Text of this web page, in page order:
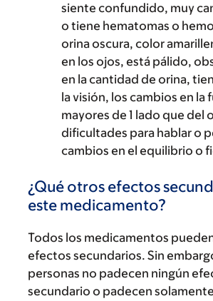
siente confundido, muy
o tiene hematomas o
orina oscura, color
en los ojos, está pálido,
en la cantidad de orina,
la visión, los cambios en la
mayores de 1 lado que del
dificultades para hablar o
cambios en el equilibrio o
¿Qué otros efectos
este medicamento?
Todos los medicamentos
efectos secundarios. Sin
personas no padecen ningún
secundario o padecen